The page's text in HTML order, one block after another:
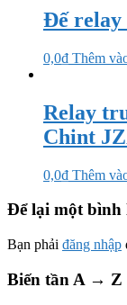
Đế relay
0,0₫ Thêm
Relay
Chint
0,0₫ Thêm
Để lại một bình
Bạn phải đăng nhập
Biến tần A → Z